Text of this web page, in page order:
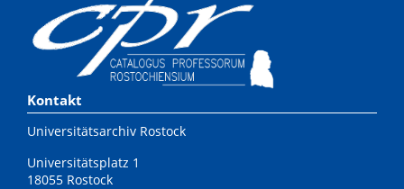
Kontakt
Universitätsarchiv Rostock
Universitätsplatz 1
18055 Rostock